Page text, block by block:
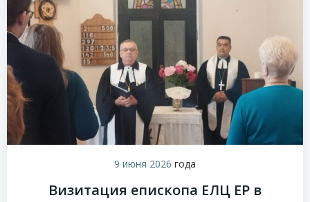
9 июня 2026 года
Визитация епископа ЕЛЦ ЕР в